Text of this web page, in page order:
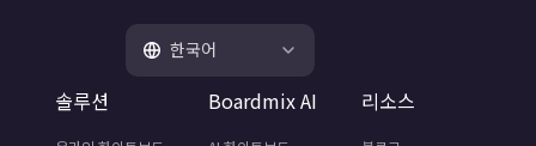
한국어
솔루션 Boardmix AI 리소스